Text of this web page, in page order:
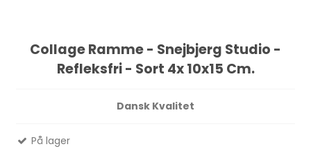
Collage Ramme - Snejbjerg Studio -
Refleksfri - Sort 4x 10x15 Cm.
Dansk Kvalitet
På lager